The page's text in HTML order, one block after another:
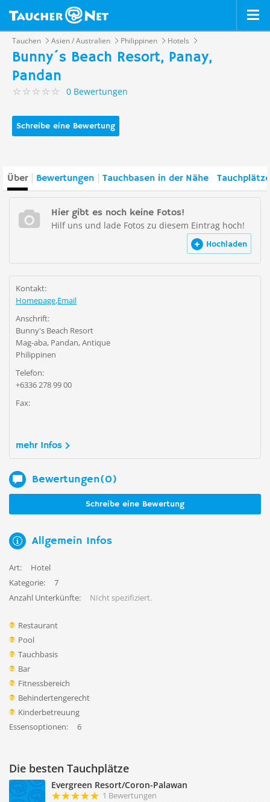
Tauchen Asien / Australien Philippinen Hotels
Bunny´s Beach Resort, Panay,
Pandan
0 Bewertungen
Schreibe eine Bewertung
Über Bewertungen Tauchbasen in der Nähe
Hier gibt es noch keine Fotos!
Hilf uns und lade Fotos zu diesem Eintrag hoch!
Hochladen
Kontakt:
Homepage,Email
Anschrift:
Bunny's Beach Resort
Mag-aba, Pandan, Antique
Philippinen
Telefon:
+6336 278 99 00
Fax:
mehr Infos
Bewertungen(0)
Schreibe eine Bewertung
Allgemein Infos
Art:
Hotel
Kategorie:
7
Anzahl Unterkünfte:
NIcht spezifiziert.
Restaurant
Pool
Tauchbasis
Bar
Fitnessbereich
Behindertengerecht
Kinderbetreuung
Essensoptionen:
6
Die besten Tauchplätze
Evergreen Resort/Coron-Palawan
1 Bewertungen